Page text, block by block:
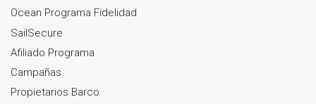
Ocean Programa Fidelidad
SailSecure
Afiliado Programa
Campañas
Propietarios Barco